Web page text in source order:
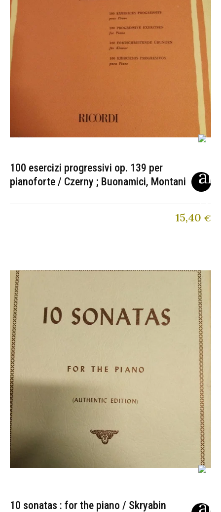
100 esercizi progressivi op. 139 per
pianoforte / Czerny ; Buonamici, Montani
15,40 €
10 sonatas : for the piano / Skryabin